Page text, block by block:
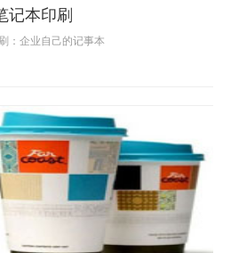
记本印刷
：企业自己的记事本